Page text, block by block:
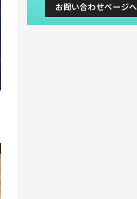
お問い合わせページへ